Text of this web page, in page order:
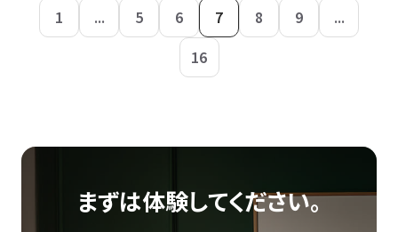
1 ... 5 6 7 8 9
...
16
まずは体験してください。